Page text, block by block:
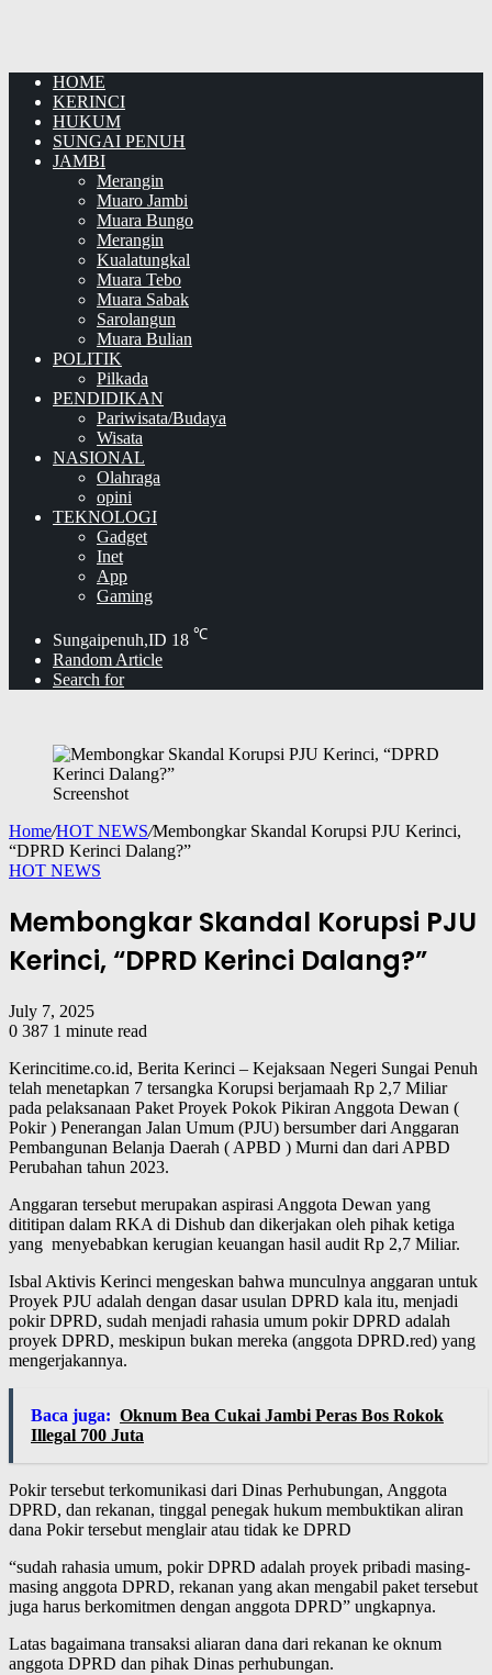
HOME
KERINCI
HUKUM
SUNGAI PENUH
JAMBI
Merangin
Muaro Jambi
Muara Bungo
Merangin
Kualatungkal
Muara Tebo
Muara Sabak
Sarolangun
Muara Bulian
POLITIK
Pilkada
PENDIDIKAN
Pariwisata/Budaya
Wisata
NASIONAL
Olahraga
opini
TEKNOLOGI
Gadget
Inet
App
Gaming
Sungaipenuh,ID 18 ℃
Random Article
Search for
Screenshot
Home/HOT NEWS/Membongkar Skandal Korupsi PJU Kerinci,
“DPRD Kerinci Dalang?”
HOT NEWS
Membongkar Skandal Korupsi PJU
Kerinci, “DPRD Kerinci Dalang?”
July 7, 2025
0 387 1 minute read
Kerincitime.co.id, Berita Kerinci – Kejaksaan Negeri Sungai Penuh
telah menetapkan 7 tersangka Korupsi berjamaah Rp 2,7 Miliar
pada pelaksanaan Paket Proyek Pokok Pikiran Anggota Dewan (
Pokir ) Penerangan Jalan Umum (PJU) bersumber dari Anggaran
Pembangunan Belanja Daerah ( APBD ) Murni dan dari APBD
Perubahan tahun 2023.
Anggaran tersebut merupakan aspirasi Anggota Dewan yang
dititipan dalam RKA di Dishub dan dikerjakan oleh pihak ketiga
yang menyebabkan kerugian keuangan hasil audit Rp 2,7 Miliar.
Isbal Aktivis Kerinci mengeskan bahwa munculnya anggaran untuk
Proyek PJU adalah dengan dasar usulan DPRD kala itu, menjadi
pokir DPRD, sudah menjadi rahasia umum pokir DPRD adalah
proyek DPRD, meskipun bukan mereka (anggota DPRD.red) yang
mengerjakannya.
Baca juga: Oknum Bea Cukai Jambi Peras Bos Rokok
Illegal 700 Juta
Pokir tersebut terkomunikasi dari Dinas Perhubungan, Anggota
DPRD, dan rekanan, tinggal penegak hukum membuktikan aliran
dana Pokir tersebut menglair atau tidak ke DPRD
“sudah rahasia umum, pokir DPRD adalah proyek pribadi masing-
masing anggota DPRD, rekanan yang akan mengabil paket tersebut
juga harus berkomitmen dengan anggota DPRD” ungkapnya.
Latas bagaimana transaksi aliaran dana dari rekanan ke oknum
anggota DPRD dan pihak Dinas perhubungan.